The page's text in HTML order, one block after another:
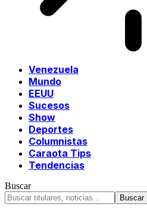
Venezuela
Mundo
EEUU
Sucesos
Show
Deportes
Columnistas
Caraota Tips
Tendencias
Buscar